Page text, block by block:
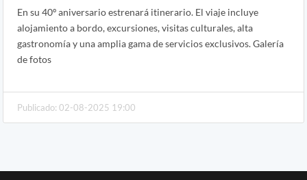
En su 40º aniversario estrenará itinerario. El viaje incluye
alojamiento a bordo, excursiones, visitas culturales, alta
gastronomía y una amplia gama de servicios exclusivos. Galería
de fotos
Publicado: 02-08-2025 19:00